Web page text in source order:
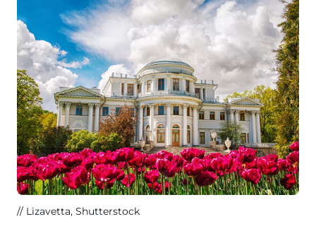
Lizavetta, Shutterstock